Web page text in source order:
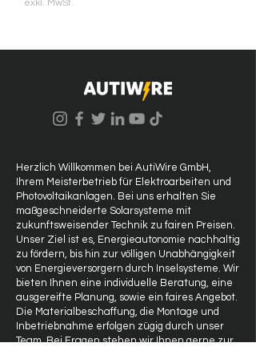
exkl. MwSt.
Herzlich Willkommen bei AutiWire GmbH,
Ihrem Meisterbetrieb für Elektroarbeiten und
Photovoltaikanlagen. Bei uns erhalten Sie
maßgeschneiderte Solarsysteme mit
zukunftsweisender Technik zu fairen Preisen.
Unser Ziel ist es, Energieautonomie nachhaltig
zu fördern, bis hin zur völligen Unabhängigkeit
von Energieversorgern durch Inselsysteme. Wir
bieten Ihnen eine individuelle Beratung, eine
ausgereifte Planung, sowie ein faires Angebot.
Die Materialbeschaffung, die Montage und
Inbetriebnahme erfolgen zügig durch unser
Team. Bei Fragen stehen wir Ihnen gerne zur